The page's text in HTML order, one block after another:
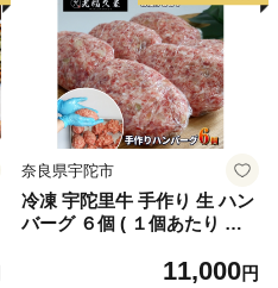
奈良県宇陀市
冷凍 宇陀里牛 手作り 生 ハン
バーグ ６個 ( １個あたり 約1
ーフ 時短レシピ おかず ハン
11,000円